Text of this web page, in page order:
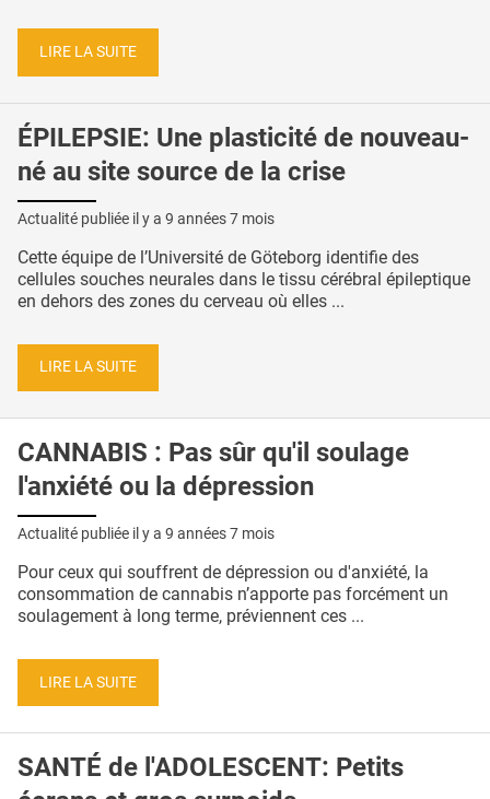
LIRE LA SUITE
ÉPILEPSIE: Une plasticité de nouveau-
né au site source de la crise
Actualité publiée il y a 9 années 7 mois
Cette équipe de l’Université de Göteborg identifie des
cellules souches neurales dans le tissu cérébral épileptique
en dehors des zones du cerveau où elles ...
LIRE LA SUITE
CANNABIS : Pas sûr qu'il soulage
l'anxiété ou la dépression
Actualité publiée il y a 9 années 7 mois
Pour ceux qui souffrent de dépression ou d'anxiété, la
consommation de cannabis n’apporte pas forcément un
soulagement à long terme, préviennent ces ...
LIRE LA SUITE
SANTÉ de l'ADOLESCENT: Petits